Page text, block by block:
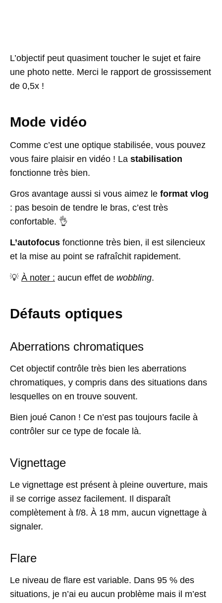
L’objectif peut quasiment toucher le sujet et faire
une photo nette. Merci le rapport de grossissement
de 0,5x !
Mode vidéo
Comme c’est une optique stabilisée, vous pouvez
vous faire plaisir en vidéo ! La stabilisation
fonctionne très bien.
Gros avantage aussi si vous aimez le format vlog
: pas besoin de tendre le bras, c’est très
confortable. 👌
L’autofocus fonctionne très bien, il est silencieux
et la mise au point se rafraîchit rapidement.
💡 À noter : aucun effet de wobbling.
Défauts optiques
Aberrations chromatiques
Cet objectif contrôle très bien les aberrations
chromatiques, y compris dans des situations dans
lesquelles on en trouve souvent.
Bien joué Canon ! Ce n’est pas toujours facile à
contrôler sur ce type de focale là.
Vignettage
Le vignettage est présent à pleine ouverture, mais
il se corrige assez facilement. Il disparaît
complètement à f/8. À 18 mm, aucun vignettage à
signaler.
Flare
Le niveau de flare est variable. Dans 95 % des
situations, je n’ai eu aucun problème mais il m’est